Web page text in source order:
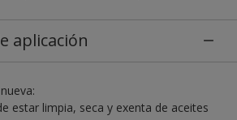
aplicación
estar limpia, seca y exenta de aceites